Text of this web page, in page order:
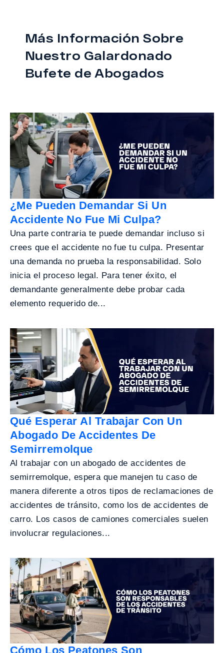
Más Información Sobre
Nuestro Galardonado
Bufete de Abogados
¿Me Pueden Demandar Si Un
Accidente No Fue Mi Culpa?
Una parte contraria te puede demandar incluso si
crees que el accidente no fue tu culpa. Presentar
una demanda no prueba la responsabilidad. Solo
inicia el proceso legal. Para tener éxito, el
demandante generalmente debe probar cada
elemento requerido de...
Qué Esperar Al Trabajar Con Un
Abogado De Accidentes De
Semirremolque
Al trabajar con un abogado de accidentes de
semirremolque, espera que manejen tu caso de
manera diferente a otros tipos de reclamaciones de
accidentes de tránsito, como los de accidentes de
carro. Los casos de camiones comerciales suelen
involucrar regulaciones...
Cómo Los Peatones Son